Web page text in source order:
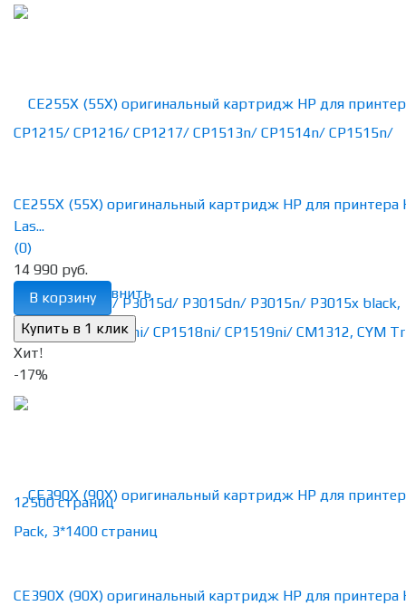
избранное сравнить
CE255X (55X) оригинальный картридж HP для принтера
Las...
(0)
14 990 руб.
В корзину
Хит!
-17%
CE390X (90X) оригинальный картридж HP для принтера